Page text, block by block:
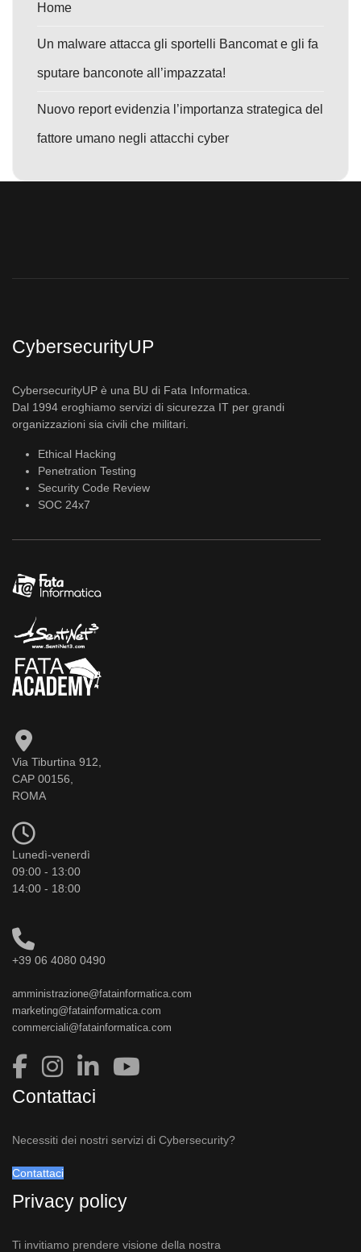
Home
Un malware attacca gli sportelli Bancomat e gli fa
sputare banconote all’impazzata!
Nuovo report evidenzia l’importanza strategica del
fattore umano negli attacchi cyber
CybersecurityUP
CybersecurityUP è una BU di Fata Informatica.
Dal 1994 eroghiamo servizi di sicurezza IT per grandi
organizzazioni sia civili che militari.
Ethical Hacking
Penetration Testing
Security Code Review
SOC 24x7
Via Tiburtina 912,
CAP 00156,
ROMA
Lunedì-venerdì
09:00 - 13:00
14:00 - 18:00
+39 06 4080 0490
amministrazione@fatainformatica.com
marketing@fatainformatica.com
commerciali@fatainformatica.com
Contattaci
Necessiti dei nostri servizi di Cybersecurity?
Contattaci
Privacy policy
Ti invitiamo prendere visione della nostra